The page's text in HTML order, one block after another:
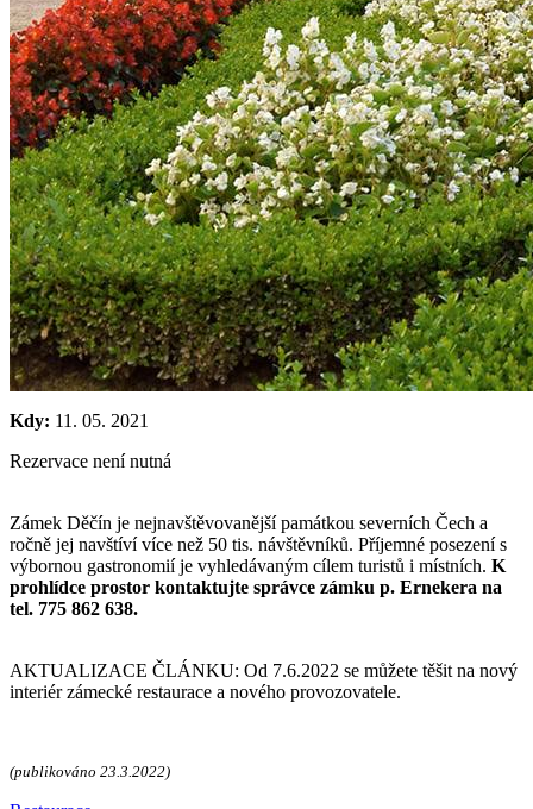
Kdy: 11. 05. 2021
Rezervace není nutná
Zámek Děčín je nejnavštěvovanější památkou severních Čech a
ročně jej navštíví více než 50 tis. návštěvníků. Příjemné posezení s
výbornou gastronomií je vyhledávaným cílem turistů i místních. K
prohlídce prostor kontaktujte správce zámku p. Ernekera na
tel. 775 862 638.
AKTUALIZACE ČLÁNKU: Od 7.6.2022 se můžete těšit na nový
interiér zámecké restaurace a nového provozovatele.
(publikováno 23.3.2022)